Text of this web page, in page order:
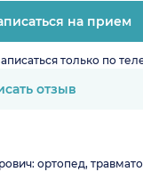
на прием
только по
отзыв
ортопед,